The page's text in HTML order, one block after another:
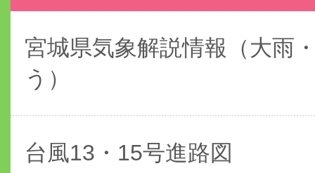
宮城県気象解説情報（大雨
う）
台風13・15号進路図